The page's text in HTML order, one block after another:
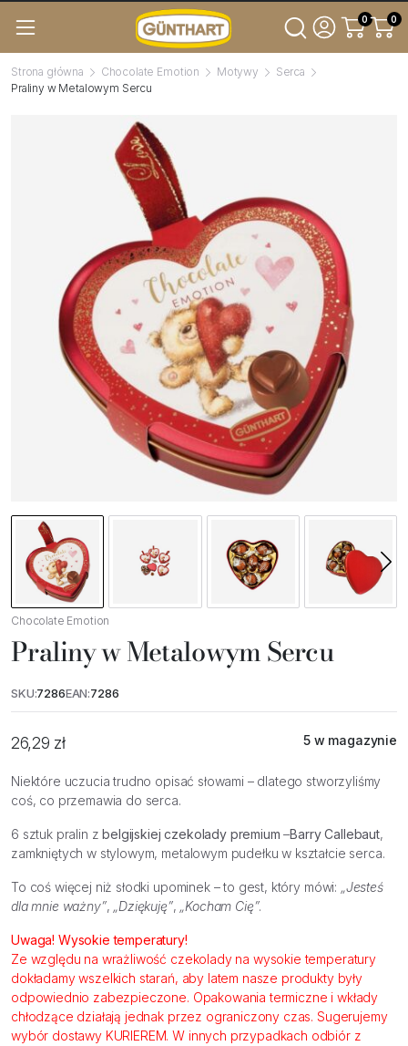
0 0
Strona główna Chocolate Emotion Motywy
Serca
Praliny w Metalowym Sercu
Chocolate Emotion
Praliny w Metalowym Sercu
SKU:7286EAN:7286
26,29 zł 5 w magazynie
Niektóre uczucia trudno opisać słowami – dlatego stworzyliśmy
coś, co przemawia do serca.
6 sztuk pralin zbelgijskiej czekolady premium –Barry Callebaut,
zamkniętych w stylowym, metalowym pudełku w kształcie serca.
To coś więcej niż słodki upominek – to gest, który mówi: „Jesteś
dla mnie ważny”, „Dziękuję”, „Kocham Cię”.
Uwaga! Wysokie temperatury!
Ze względu na wrażliwość czekolady na wysokie temperatury
dokładamy wszelkich starań, aby latem nasze produkty były
odpowiednio zabezpieczone. Opakowania termiczne i wkłady
chłodzące działają jednak przez ograniczony czas. Sugerujemy
wybór dostawy KURIEREM. W innych przypadkach odbiór z